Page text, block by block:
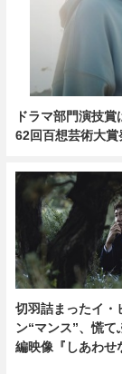
ドラマ部門演技
62回百想芸術大賞
切羽詰まったイ・
ン“マンス”、慌て
編映像『しあわせ